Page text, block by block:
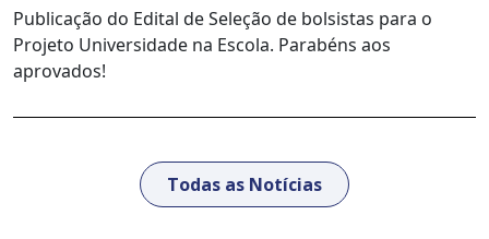
Publicação do Edital de Seleção de bolsistas para o
Projeto Universidade na Escola. Parabéns aos
aprovados!
Todas as Notícias